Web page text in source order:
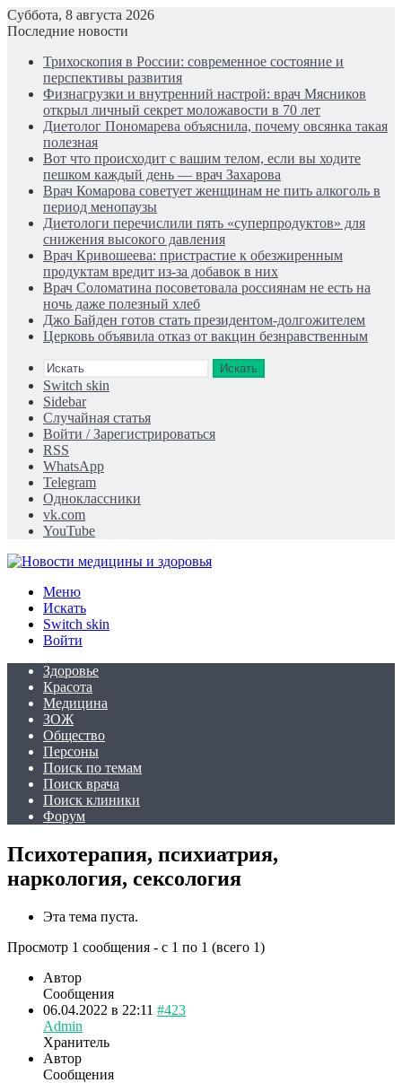
Суббота, 8 августа 2026
Последние новости
Трихоскопия в России: современное состояние и
перспективы развития
Физнагрузки и внутренний настрой: врач Мясников
открыл личный секрет моложавости в 70 лет
Диетолог Пономарева объяснила, почему овсянка такая
полезная
Вот что происходит с вашим телом, если вы ходите
пешком каждый день — врач Захарова
Врач Комарова советует женщинам не пить алкоголь в
период менопаузы
Диетологи перечислили пять «суперпродуктов» для
снижения высокого давления
Врач Кривошеева: пристрастие к обезжиренным
продуктам вредит из-за добавок в них
Врач Соломатина посоветовала россиянам не есть на
ночь даже полезный хлеб
Джо Байден готов стать президентом-долгожителем
Церковь объявила отказ от вакцин безнравственным
Искать
Switch skin
Sidebar
Случайная статья
Войти / Зарегистрироваться
RSS
WhatsApp
Telegram
Одноклассники
vk.com
YouTube
Меню
Искать
Switch skin
Войти
Здоровье
Красота
Медицина
ЗОЖ
Общество
Персоны
Поиск по темам
Поиск врача
Поиск клиники
Форум
Психотерапия, психиатрия,
наркология, сексология
Эта тема пуста.
Просмотр 1 сообщения - с 1 по 1 (всего 1)
Автор
Сообщения
06.04.2022 в 22:11 #423
Admin
Хранитель
Автор
Сообщения